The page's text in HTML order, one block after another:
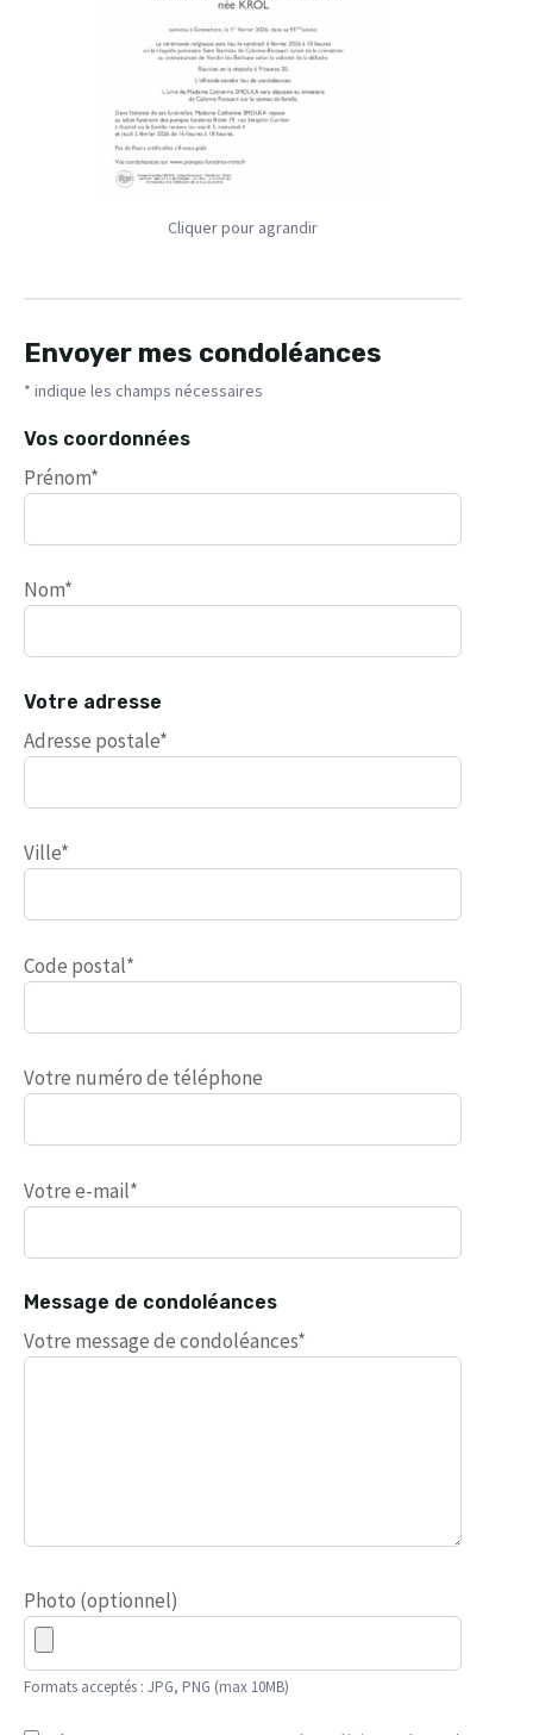
Cliquer pour agrandir
Envoyer mes condoléances
* indique les champs nécessaires
Vos coordonnées
Prénom*
Nom*
Votre adresse
Adresse postale*
Ville*
Code postal*
Votre numéro de téléphone
Votre e-mail*
Message de condoléances
Votre message de condoléances*
Photo (optionnel)
Formats acceptés : JPG, PNG (max 10MB)